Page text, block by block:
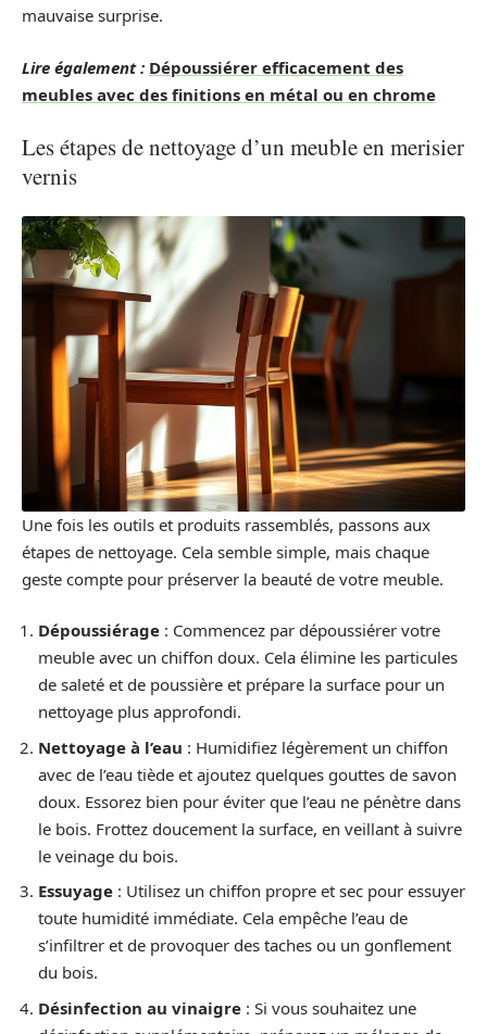
mauvaise surprise.
Lire également : Dépoussiérer efficacement des
meubles avec des finitions en métal ou en chrome
Les étapes de nettoyage d’un meuble en merisier
vernis
Une fois les outils et produits rassemblés, passons aux
étapes de nettoyage. Cela semble simple, mais chaque
geste compte pour préserver la beauté de votre meuble.
Dépoussiérage : Commencez par dépoussiérer votre
meuble avec un chiffon doux. Cela élimine les particules
de saleté et de poussière et prépare la surface pour un
nettoyage plus approfondi.
Nettoyage à l’eau : Humidifiez légèrement un chiffon
avec de l’eau tiède et ajoutez quelques gouttes de savon
doux. Essorez bien pour éviter que l’eau ne pénètre dans
le bois. Frottez doucement la surface, en veillant à suivre
le veinage du bois.
Essuyage : Utilisez un chiffon propre et sec pour essuyer
toute humidité immédiate. Cela empêche l’eau de
s’infiltrer et de provoquer des taches ou un gonflement
du bois.
Désinfection au vinaigre : Si vous souhaitez une